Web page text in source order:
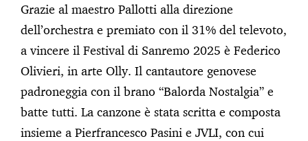
Grazie al maestro Pallotti alla direzione
dell’orchestra e premiato con il 31% del televoto,
a vincere il Festival di Sanremo 2025 è Federico
Olivieri, in arte Olly. Il cantautore genovese
padroneggia con il brano “Balorda Nostalgia” e
batte tutti. La canzone è stata scritta e composta
insieme a Pierfrancesco Pasini e JVLI, con cui